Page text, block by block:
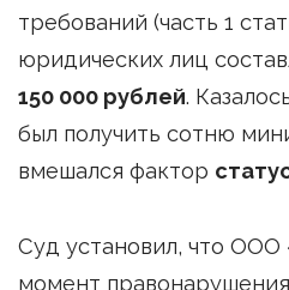
требований (часть 1
юридических лиц
150 000 рублей.
был получить сотню
вмешался фактор
Суд установил, что
момент